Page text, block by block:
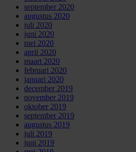
september 2020
augustus 2020
juli 2020
juni 2020
mei 2020
april 2020
maart 2020
februari 2020
januari 2020
december 2019
november 2019
oktober 2019
september 2019
augustus 2019
juli 2019
juni 2019